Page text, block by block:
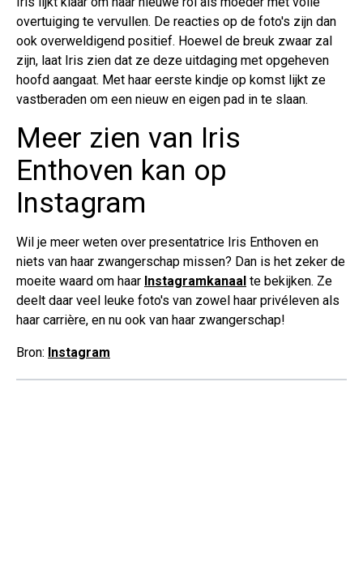
overtuiging te vervullen. De reacties op de foto's zijn dan
ook overweldigend positief. Hoewel de breuk zwaar zal
zijn, laat Iris zien dat ze deze uitdaging met opgeheven
hoofd aangaat. Met haar eerste kindje op komst lijkt ze
vastberaden om een nieuw en eigen pad in te slaan.
Meer zien van Iris
Enthoven kan op
Instagram
Wil je meer weten over presentatrice Iris Enthoven en
niets van haar zwangerschap missen? Dan is het zeker de
moeite waard om haar Instagramkanaal te bekijken. Ze
deelt daar veel leuke foto's van zowel haar privéleven als
haar carrière, en nu ook van haar zwangerschap!
Bron: Instagram